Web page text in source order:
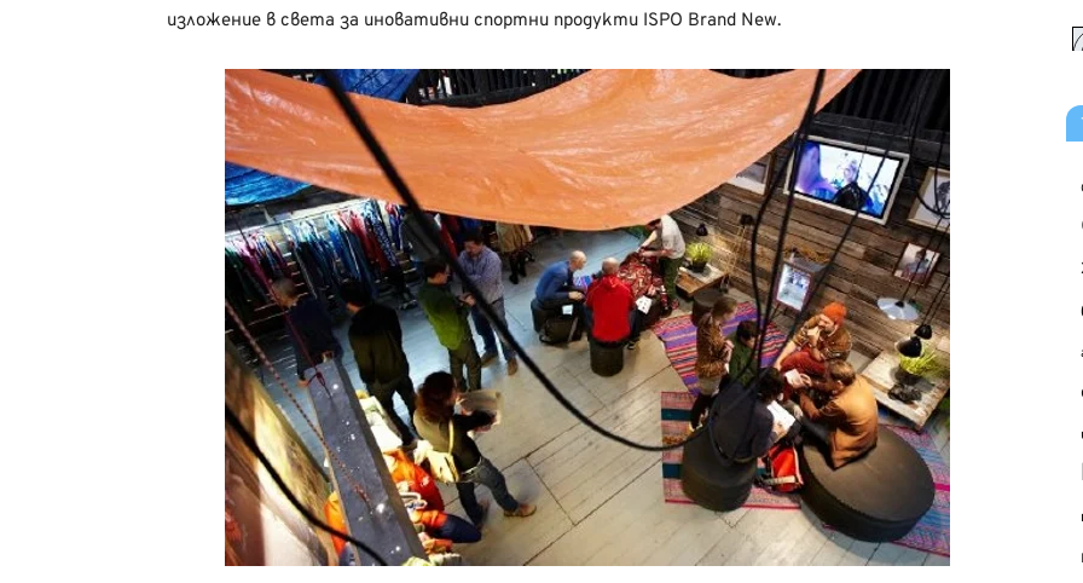
изложение в света за иновативни спортни продукти ISPO Brand New.